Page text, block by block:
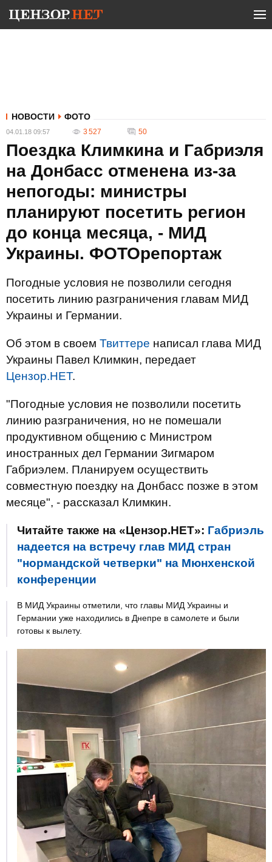
НОВОСТИ ФОТО
04.01.18 09:57 3 527 50
Поездка Климкина и Габриэля
на Донбасс отменена из-за
непогоды: министры
планируют посетить регион
до конца месяца, - МИД
Украины. ФОТОрепортаж
Погодные условия не позволили сегодня
посетить линию разграничения главам МИД
Украины и Германии.
Об этом в своем Твиттере написал глава МИД
Украины Павел Климкин, передает
Цензор.НЕТ.
"Погодные условия не позволили посетить
линию разграничения, но не помешали
продуктивном общению с Министром
иностранных дел Германии Зигмаром
Габриэлем. Планируем осуществить
совместную поездку на Донбасс позже в этом
месяце", - рассказал Климкин.
Читайте также на «Цензор.НЕТ»: Габриэль
надеется на встречу глав МИД стран
"нормандской четверки" на Мюнхенской
конференции
В МИД Украины отметили, что главы МИД Украины и
Германии уже находились в Днепре в самолете и были
готовы к вылету.